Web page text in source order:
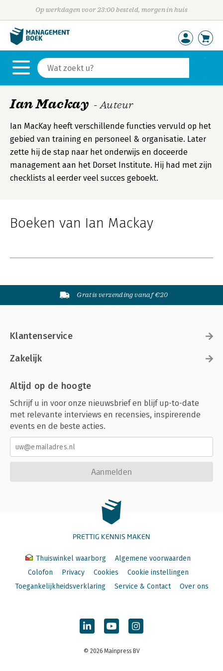
Op werkdagen voor 23:00 besteld, morgen in huis
Ian Mackay - Auteur
Ian MacKay heeft verschillende functies vervuld op het
gebied van training en personeel & organisatie. Later
zette hij de stap naar het onderwijs en doceerde
management aan het Dorset Institute. Hij had met zijn
checklists al eerder veel succes geboekt.
Boeken van Ian Mackay
Gratis verzending vanaf €20
Klantenservice
Zakelijk
Altijd op de hoogte
Schrijf u in voor onze nieuwsbrief en blijf up-to-date
met relevante interviews en recensies, inspirerende
events en de beste acties.
Aanmelden
PRETTIG KENNIS MAKEN
Thuiswinkel waarborg
Algemene voorwaarden
Colofon
Privacy Cookies
Cookie instellingen
Toegankelijkheidsverklaring
Service & Contact Over ons
© 2026 Mainpress BV